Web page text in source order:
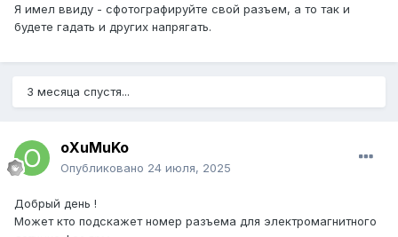
Я имел ввиду - сфотографируйте свой разъем, а то так и
будете гадать и других напрягать.
3 месяца спустя...
oXuMuKo
Опубликовано 24 июля, 2025
Добрый день !
Может кто подскажет номер разъема для электромагнитного